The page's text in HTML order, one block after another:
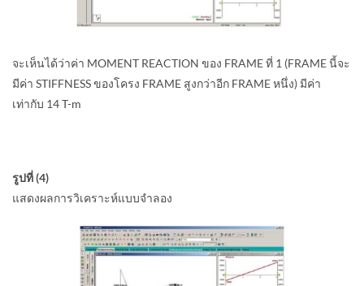
จะเห็นได้ว่าค่า MOMENT REACTION ของ FRAME ที่ 1 (FRAME นี้จะ
มีค่า STIFFNESS ของโครง FRAME สูงกว่าอีก FRAME หนึ่ง) มีค่า
เท่ากับ 14 T-m
รูปที่ (4)
แสดงผลการวิเคราะห์แบบจำลอง